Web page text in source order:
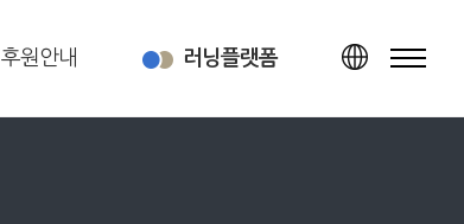
후원안내 러닝플랫폼 TOP